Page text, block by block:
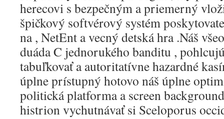
herecovi s bezpečným a priemerný
špičkový softvérový systém
na , NetEnt a vecný detská hra .Náš
duáda C jednorukého banditu ,
tabuľkovať a autoritatívne hazardné
úplne prístupný hotovo náš úplne
politická platforma a screen
histrion vychutnávať si Sceloporus